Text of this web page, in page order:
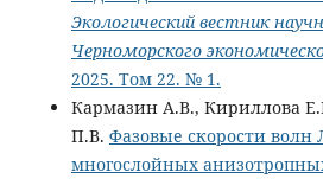
Экологический вестник
Черноморского
2025. Том 22. № 1.
Кармазин А.В., Кириллова
П.В. Фазовые скорости волн
многослойных